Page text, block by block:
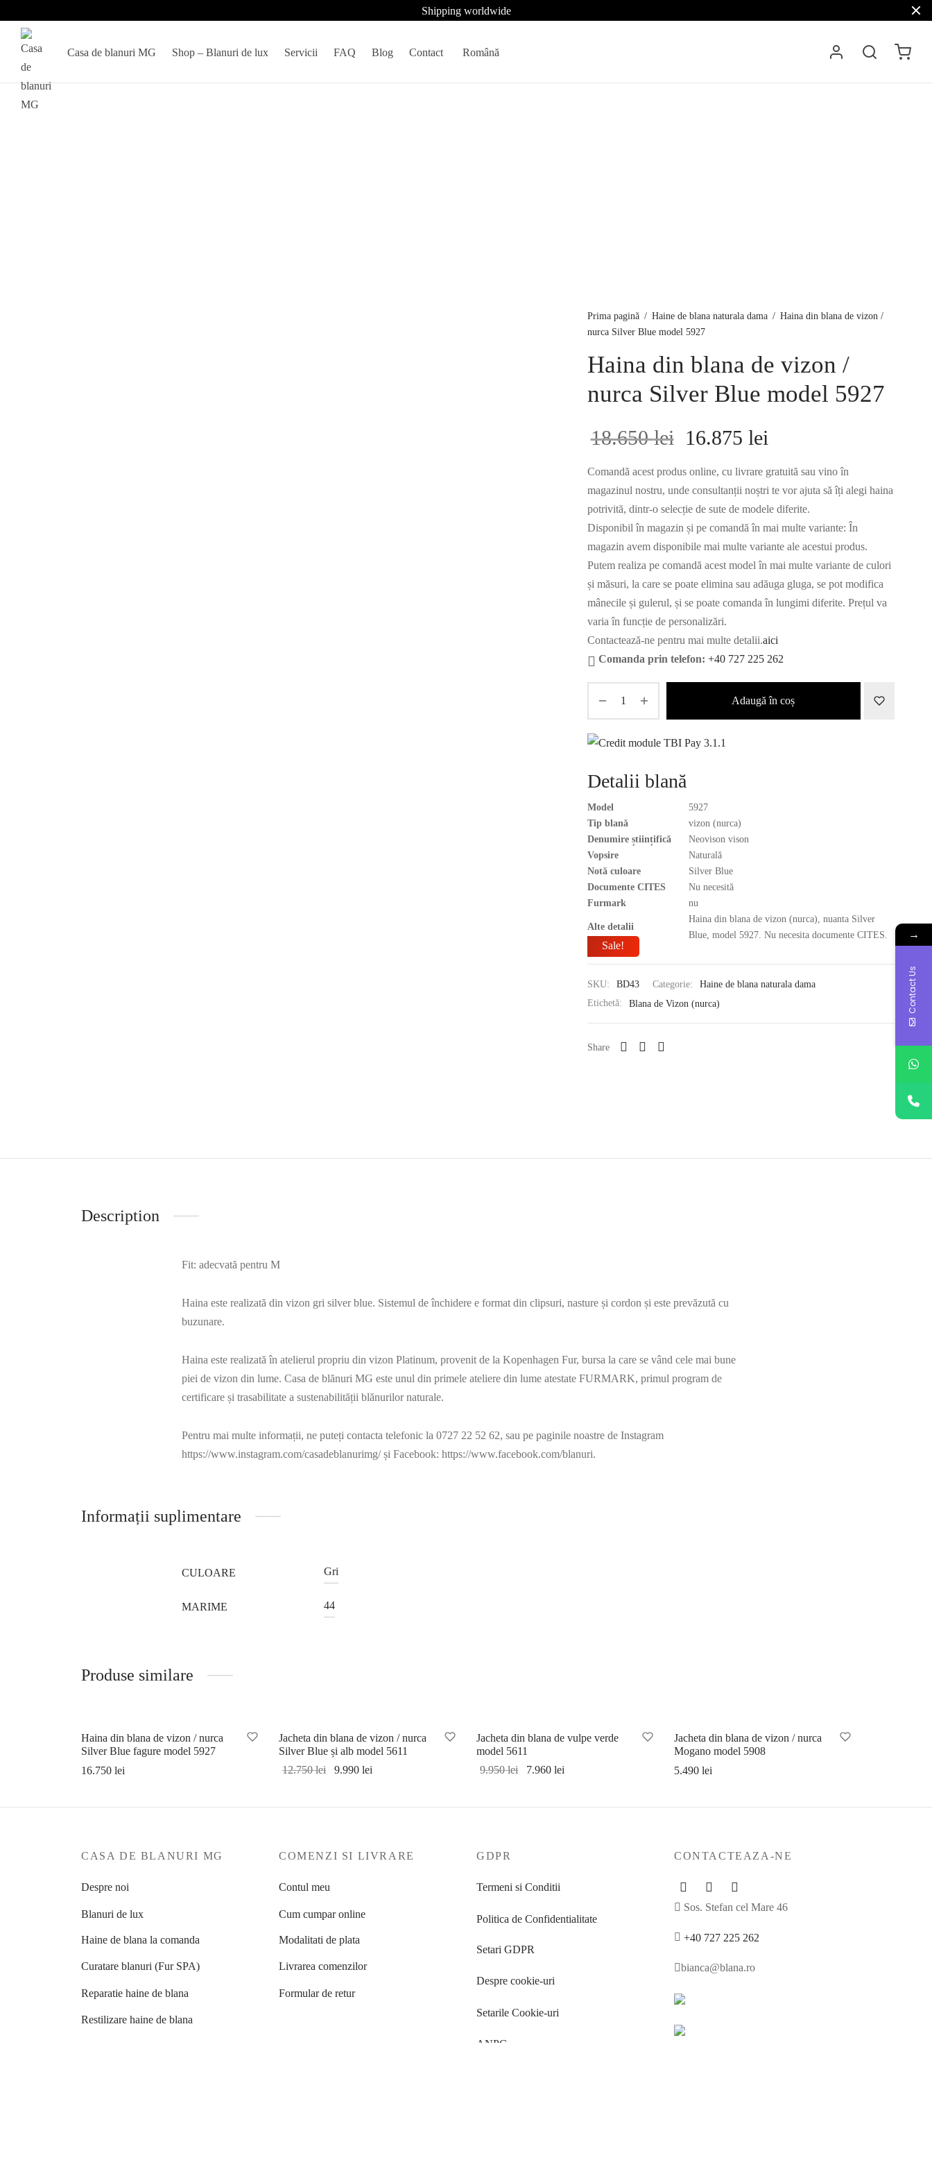
Shipping worldwide
Casa de blanuri MG Shop – Blanuri de lux Servicii FAQ Blog Contact Română
Prima pagină / Haine de blana naturala dama / Haina din blana de vizon /
nurca Silver Blue model 5927
Haina din blana de vizon /
nurca Silver Blue model 5927
18.650lei Prețul
inițial a
fost:
18.650 lei.
16.875 lei
curent
este:
16.875 lei.
Sale!
Comandă acest produs online, cu livrare gratuită sau vino în
magazinul nostru, unde consultanții noștri te vor ajuta să îți alegi haina
potrivită, dintr-o selecție de sute de modele diferite.
Disponibil în magazin și pe comandă în mai multe variante: În
magazin avem disponibile mai multe variante ale acestui produs.
Putem realiza pe comandă acest model în mai multe variante de culori
și măsuri, la care se poate elimina sau adăuga gluga, se pot modifica
mânecile și gulerul, și se poate comanda în lungimi diferite. Prețul va
varia în funcție de personalizări.
Contactează-ne pentru mai multe detalii.aici
Comanda prin telefon: +40 727 225 262
Adaugă în coș
Detalii blană
Model
5927
Tip blană
vizon (nurca)
Denumire științifică
Neovison vison
Vopsire
Naturală
Notă culoare
Silver Blue
Documente CITES
Nu necesită
Furmark
nu
Alte detalii
Haina din blana de vizon (nurca), nuanta Silver
Blue, model 5927. Nu necesita documente CITES.
SKU: BD43 Categorie:
Haine de blana naturala dama
Etichetă:
Blana de Vizon (nurca)
Share
Description
Fit: adecvată pentru M
Haina este realizată din vizon gri silver blue. Sistemul de închidere e format din clipsuri, nasture și cordon și este prevăzută cu
buzunare.
Haina este realizată în atelierul propriu din vizon Platinum, provenit de la Kopenhagen Fur, bursa la care se vând cele mai bune
piei de vizon din lume. Casa de blănuri MG este unul din primele ateliere din lume atestate FURMARK, primul program de
certificare și trasabilitate a sustenabilității blănurilor naturale.
Pentru mai multe informații, ne puteți contacta telefonic la 0727 22 52 62, sau pe paginile noastre de Instagram
https://www.instagram.com/casadeblanurimg/ și Facebook: https://www.facebook.com/blanuri.
Informații suplimentare
CULOARE Gri
MARIME 44
Produse similare
Haina din blana de vizon / nurca
Silver Blue fagure model 5927
16.750 lei
Jacheta din blana de vizon / nurca
Silver Blue și alb model 5611
12.750lei
Prețul
9.990 lei
Jacheta din blana de vulpe verde
model 5611
9.950lei
Prețul
7.960 lei
Jacheta din blana de vizon / nurca
Mogano model 5908
5.490 lei
CASA DE BLANURI MG
Despre noi
Blanuri de lux
Haine de blana la comanda
Curatare blanuri (Fur SPA)
Reparatie haine de blana
Restilizare haine de blana
COMENZI SI LIVRARE
Contul meu
Cum cumpar online
Modalitati de plata
Livrarea comenzilor
Formular de retur
GDPR
Termeni si Conditii
Politica de Confidentialitate
Setari GDPR
Despre cookie-uri
Setarile Cookie-uri
ANPC
CONTACTEAZA-NE
Sos. Stefan cel Mare 46
+40 727 225 262
bianca@blana.ro
→
Contact Us